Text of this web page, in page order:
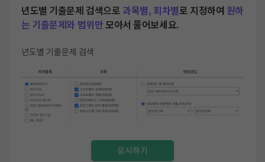
년도별 기출문제 검색으로 과목별, 회차별로 지정하여 원하
는 기출문제와 범위만모아서 풀어보세요.
년도별 기출문제 검색
응시하기